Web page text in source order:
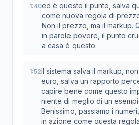
1:40ed è questo il punto, salva
come nuova regola di
Non il prezzo, ma il markup.
in parole povere, il punto
a casa è questo.
1:52Il sistema salva il markup,
euro, salva un rapporto
capire bene come questo
niente di meglio di un
Benissimo, passiamo i
in azione come questa